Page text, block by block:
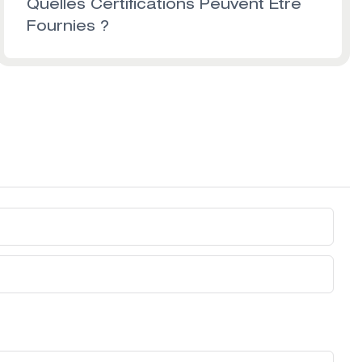
Quelles Certifications Peuvent Être
Fournies ?